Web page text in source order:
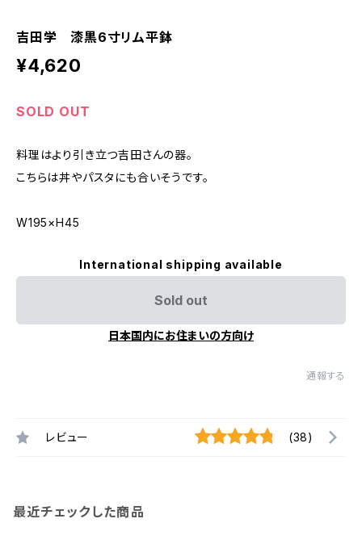
吉田学 漆黒6寸リム平鉢
¥4,620
SOLD OUT
料理はより引き立つ吉田さんの器。
こちらは丼やパスタにも合いそうです。
W195×H45
International shipping available
Sold out
日本国内にお住まいの方向け
通報する
レビュー (38)
最近チェックした商品